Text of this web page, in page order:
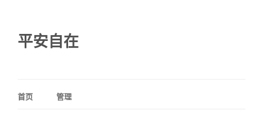
平安自在
首页 管理